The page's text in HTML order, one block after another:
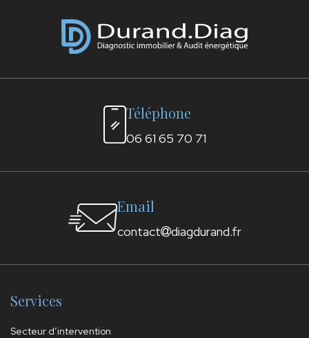
Téléphone
06 61 65 70 71
Email
contact diagdurand.fr
Services
Secteur d’intervention